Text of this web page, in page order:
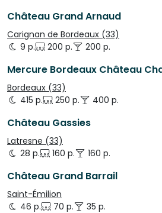
Château Grand Arnaud
Carignan de Bordeaux (33)
9 p.
200 p. 200 p.
Mercure Bordeaux Château
Bordeaux (33)
415 p.
250 p. 400 p.
Château Gassies
Latresne (33)
28 p.
160 p. 160 p.
Château Grand Barrail
Saint-Émilion
46 p.
70 p. 35 p.